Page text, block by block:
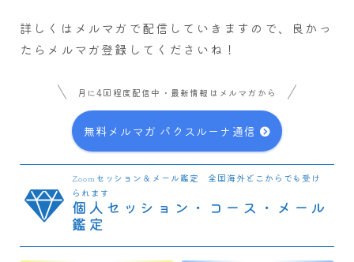
詳しくはメルマガで配信していきますので、良かっ
たらメルマガ登録してくださいね！
月に4回程度配信中・最新情報はメルマガから
無料メルマガ パクスルーナ通信
Zoomセッション＆メール鑑定 全国海外どこからでも受け
られます
個人セッション・コース・メール
鑑定